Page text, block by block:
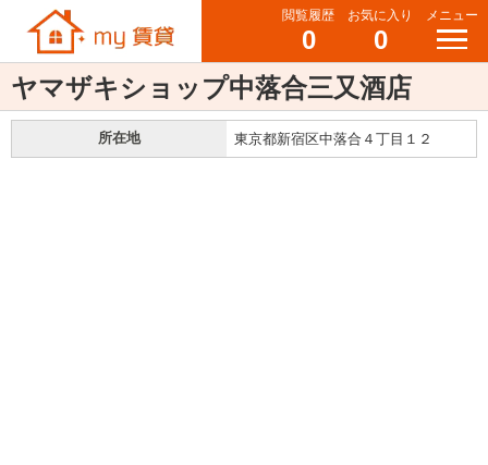
閲覧履歴
0
お気に入り
0
メニュー
ヤマザキショップ中落合三又酒店
所在地 東京都新宿区中落合４丁目１２